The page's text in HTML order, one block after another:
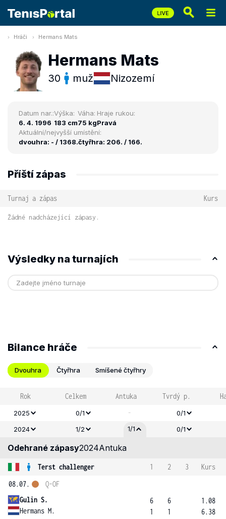
Hráči Hermans Mats
Hermans Mats
30 muž Nizozemí
Datum nar.:
6. 4. 1996
Výška:
183 cm
Váha:
75 kg
Hraje rukou:
Pravá
Aktuální/nejvyšší umístění:
dvouhra: - / 1368.čtyřhra: 206. / 166.
Příští zápas
Turnaj a zápas Kurs
Žádné nadcházející zápasy.
Výsledky na turnajích
Bilance hráče
Dvouhra Čtyřhra Smíšené čtyřhry
Rok Celkem Antuka Tvrdý p.
2025 0/1 -
0/1
2024
1/2 1/1 0/1
Odehrané zápasy2024Antuka
Terst challenger 1 2 3
Kurs
08.07.
Gulin S.
Hermans M.
Q-OF
6
1
6
1
1.08
6.38